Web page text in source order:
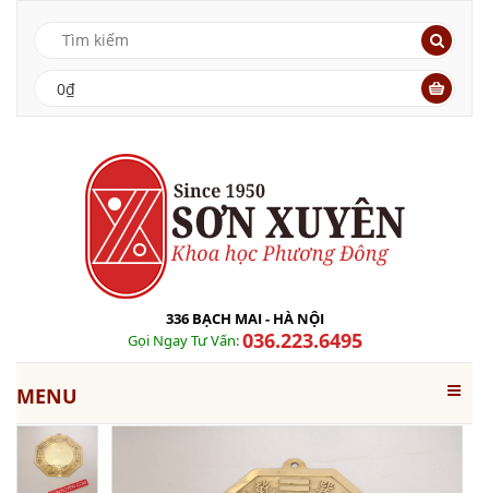
0₫
336 BẠCH MAI - HÀ NỘI
Gọi Ngay Tư Vấn:036.223.6495
MENU